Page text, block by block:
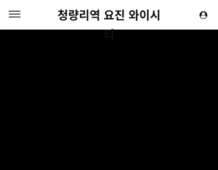
청량리역 요진 와이시
티